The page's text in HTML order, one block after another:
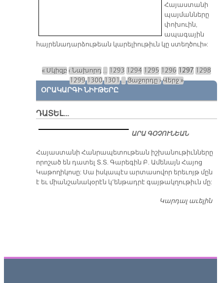
Հայաստանի
պայմանները
փոխուին,
ապագային
հայրենադարձութեան կարելիութիւն կը ստեղծուի»:
Էջեր
« Սկիզբ‹ Նախորդ … 1293 1294 1295 1296 1297 1298
129913001301 …Յաջորդը ›Վերջ »
ՕՐԱԿԱՐԳԻ ՆԻՒԹԵՐԸ
ԴԱՏԵԼ…
ԱՐԱ ԳՕՉՈՒՆԵԱՆ
​Հայաստանի Հանրապետութեան իշխանութիւնները
որոշած են դատել Տ.Տ. Գարեգին Բ. Ամենայն Հայոց
Կաթողիկոսը: Սա իսկապէս արտասովոր երեւոյթ մըն
է եւ միանշանակօրէն կ՚ենթադրէ գայթակղութիւն մը:
Կարդալ աւելին